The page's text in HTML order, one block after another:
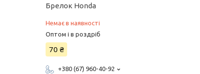
Брелок Honda
Немає в наявності
Оптом і в роздріб
70 ₴
+380 (67) 960-40-92